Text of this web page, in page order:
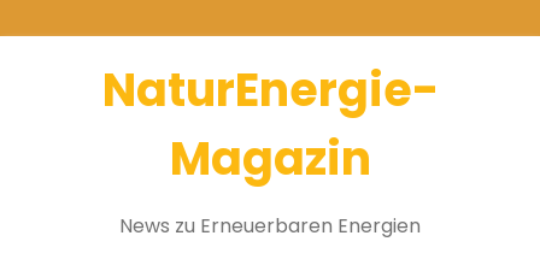
NaturEnergie-
Magazin
News zu Erneuerbaren Energien